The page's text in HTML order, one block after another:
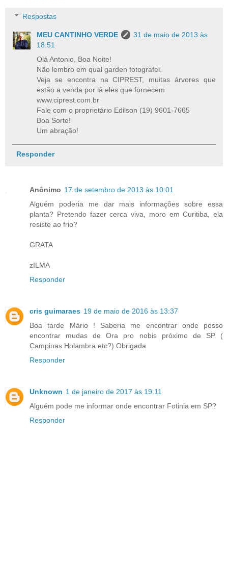
Respostas
MEU CANTINHO VERDE
31 de maio de 2013 às
18:51
Olá Antonio, Boa Noite!
Não lembro em qual garden fotografei.
Veja se encontra na CIPREST, muitas árvores que
estão a venda por lá eles que fornecem
www.ciprest.com.br
Fale com o proprietário Edilson (19) 9601-7665
Boa Sorte!
Um abração!
Responder
Anônimo 17 de setembro de 2013 às 10:01
Alguém poderia me dar mais informações sobre essa
planta? Pretendo fazer cerca viva, moro em Curitiba, ela
resiste ao frio?
GRATA
zILMA
Responder
cris guimaraes 19 de maio de 2016 às 13:37
Boa tarde Mário ! Saberia me encontrar onde posso
encontrar mudas de Ora pro nobis próximo de SP (
Campinas Holambra etc?) Obrigada
Responder
Unknown 1 de janeiro de 2017 às 19:11
Alguém pode me informar onde encontrar Fotinia em SP?
Responder